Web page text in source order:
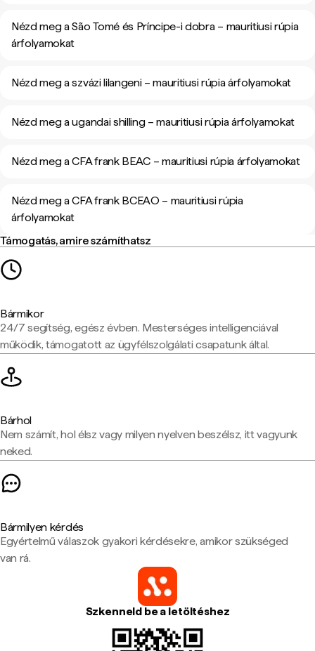
Nézd meg a São Tomé és Príncipe-i dobra – mauritiusi rúpia
árfolyamokat
Nézd meg a szvázi lilangeni – mauritiusi rúpia árfolyamokat
Nézd meg a ugandai shilling – mauritiusi rúpia árfolyamokat
Nézd meg a CFA frank BEAC – mauritiusi rúpia árfolyamokat
Nézd meg a CFA frank BCEAO – mauritiusi rúpia
árfolyamokat
Támogatás, amire számíthatsz
Bármikor
24/7 segítség, egész évben. Mesterséges intelligenciával
működik, támogatott az ügyfélszolgálati csapatunk által.
Bárhol
Nem számít, hol élsz vagy milyen nyelven beszélsz, itt vagyunk
neked.
Bármilyen kérdés
Egyértelmű válaszok gyakori kérdésekre, amikor szükséged
van rá.
Szkenneld be a letöltéshez